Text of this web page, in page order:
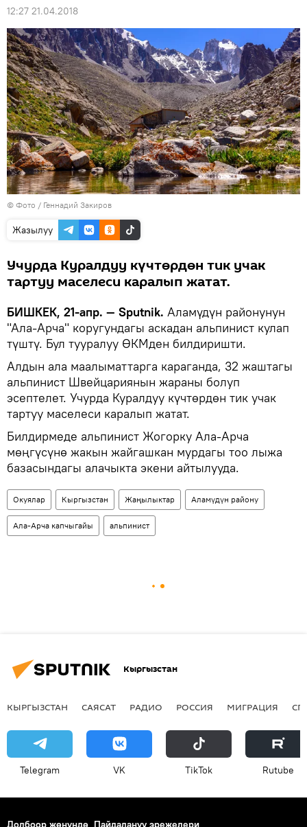
12:27 21.04.2018
© Фото / Геннадий Закиров
Жазылуу
Учурда Куралдуу күчтөрдөн тик учак
тартуу маселеси каралып жатат.
БИШКЕК, 21-апр. — Sputnik. Аламүдүн районунун
"Ала-Арча" коругундагы аскадан альпинист кулап
түштү. Бул тууралуу ӨКМден билдиришти.
Алдын ала маалыматтарга караганда, 32 жаштагы
альпинист Швейцариянын жараны болуп
эсептелет. Учурда Куралдуу күчтөрдөн тик учак
тартуу маселеси каралып жатат.
Билдирмеде альпинист Жогорку Ала-Арча
мөңгүсүнө жакын жайгашкан мурдагы тоо лыжа
базасындагы алачыкта экени айтылууда.
Окуялар Кыргызстан Жаңылыктар Аламүдүн району
Ала-Арча капчыгайы альпинист
Кыргызстан
КЫРГЫЗСТАН САЯСАТ РАДИО РОССИЯ МИГРАЦИЯ
Telegram VK ТikТоk Rutube
Долбоор жөнүндө Пайдалануу эрежелери